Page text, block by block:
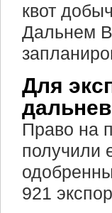
квот
Дальнем
Для
Право на
получили
921